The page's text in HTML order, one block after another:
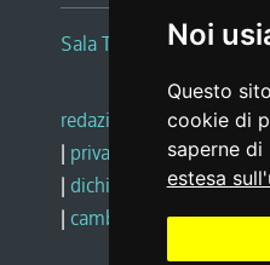
Noi
Questo
cookie di
saperne
estesa
Sala Tiziano Tessitori
redazione web |note
| privacy
social media
| dichiarazione di
| cambio preferenze